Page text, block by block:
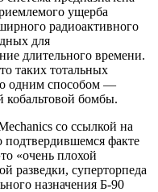
ущерба
радиоактивного
для
длительного времени.
таких тотальных
одним способом —
кобальтовой бомбы.
со ссылкой на
факте
«очень плохой
разведки, суперторпеда
назначения Б-90